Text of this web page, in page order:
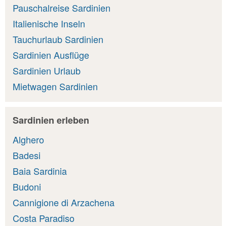
Pauschalreise Sardinien
Italienische Inseln
Tauchurlaub Sardinien
Sardinien Ausflüge
Sardinien Urlaub
Mietwagen Sardinien
Sardinien erleben
Alghero
Badesi
Baia Sardinia
Budoni
Cannigione di Arzachena
Costa Paradiso